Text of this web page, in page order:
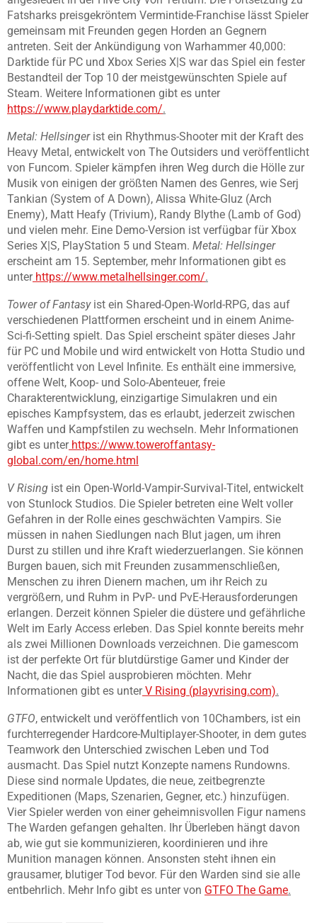
Fatsharks preisgekröntem Vermintide-Franchise lässt Spieler
gemeinsam mit Freunden gegen Horden an Gegnern
antreten. Seit der Ankündigung von Warhammer 40,000:
Darktide für PC und Xbox Series X|S war das Spiel ein fester
Bestandteil der Top 10 der meistgewünschten Spiele auf
Steam. Weitere Informationen gibt es unter
https://www.playdarktide.com/.
Metal: Hellsingerist ein Rhythmus-Shooter mit der Kraft des
Heavy Metal, entwickelt von The Outsiders und veröffentlicht
von Funcom. Spieler kämpfen ihren Weg durch die Hölle zur
Musik von einigen der größten Namen des Genres, wie Serj
Tankian (System of A Down), Alissa White-Gluz (Arch
Enemy), Matt Heafy (Trivium), Randy Blythe (Lamb of God)
und vielen mehr. Eine Demo-Version ist verfügbar für Xbox
Series X|S, PlayStation 5 und Steam. Metal: Hellsinger
erscheint am 15. September, mehr Informationen gibt es
unterhttps://www.metalhellsinger.com/.
Tower of Fantasy ist ein Shared-Open-World-RPG, das auf
verschiedenen Plattformen erscheint und in einem Anime-
Sci-fi-Setting spielt. Das Spiel erscheint später dieses Jahr
für PC und Mobile und wird entwickelt von Hotta Studio und
veröffentlicht von Level Infinite. Es enthält eine immersive,
offene Welt, Koop- und Solo-Abenteuer, freie
Charakterentwicklung, einzigartige Simulakren und ein
episches Kampfsystem, das es erlaubt, jederzeit zwischen
Waffen und Kampfstilen zu wechseln. Mehr Informationen
gibt es unterhttps://www.toweroffantasy-
global.com/en/home.html
V Rising ist ein Open-World-Vampir-Survival-Titel, entwickelt
von Stunlock Studios. Die Spieler betreten eine Welt voller
Gefahren in der Rolle eines geschwächten Vampirs. Sie
müssen in nahen Siedlungen nach Blut jagen, um ihren
Durst zu stillen und ihre Kraft wiederzuerlangen. Sie können
Burgen bauen, sich mit Freunden zusammenschließen,
Menschen zu ihren Dienern machen, um ihr Reich zu
vergrößern, und Ruhm in PvP- und PvE-Herausforderungen
erlangen. Derzeit können Spieler die düstere und gefährliche
Welt im Early Access erleben. Das Spiel konnte bereits mehr
als zwei Millionen Downloads verzeichnen. Die gamescom
ist der perfekte Ort für blutdürstige Gamer und Kinder der
Nacht, die das Spiel ausprobieren möchten. Mehr
Informationen gibt es unterV Rising (playvrising.com).
GTFO, entwickelt und veröffentlich von 10Chambers, ist ein
furchterregender Hardcore-Multiplayer-Shooter, in dem gutes
Teamwork den Unterschied zwischen Leben und Tod
ausmacht. Das Spiel nutzt Konzepte namens Rundowns.
Diese sind normale Updates, die neue, zeitbegrenzte
Expeditionen (Maps, Szenarien, Gegner, etc.) hinzufügen.
Vier Spieler werden von einer geheimnisvollen Figur namens
The Warden gefangen gehalten. Ihr Überleben hängt davon
ab, wie gut sie kommunizieren, koordinieren und ihre
Munition managen können. Ansonsten steht ihnen ein
grausamer, blutiger Tod bevor. Für den Warden sind sie alle
entbehrlich. Mehr Info gibt es unter von GTFO The Game.